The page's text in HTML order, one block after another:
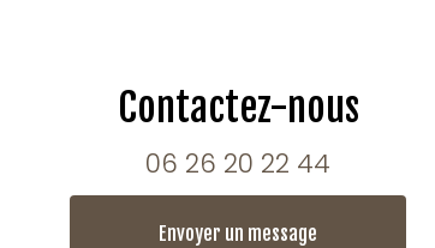
Contactez-nous
06 26 20 22 44
Envoyer un message